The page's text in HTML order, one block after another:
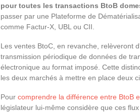
pour toutes les transactions BtoB
passer par une Plateforme de
comme Factur-X, UBL ou CII.
Les ventes BtoC, en revanche, relèveront
transmission périodique de données de
électronique au format imposé. Cette
les deux marchés à mettre en place deux
Pour comprendre la différence entre BtoB
législateur lui-même considère que ces